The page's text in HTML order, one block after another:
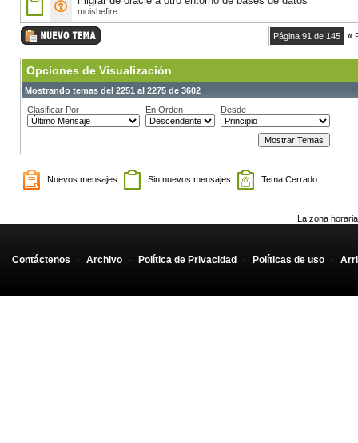
moishefire
Página 91 de 145 «
Opciones de Visualización
Mostrando temas del 2251 al 2275 de 3602
Clasificar Por
En Orden Desde
Nuevos mensajes Sin nuevos mensajes Tema Cerrado
La zona
Contáctenos - Archivo - Política de Privacidad - Políticas de uso -